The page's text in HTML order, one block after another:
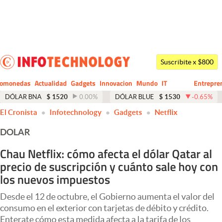
Dólar
Economía y Política
Finanzas y Mercados
Mercados Online
Negocios
Columnistas
Apertura
Suscribite x $800
Actualidad Gadgets Innovacion Mundo
CIO
IT
Business
DÓLAR BNA $ 1520 0.00% DÓLAR BLUE $ 1530 -0.65%
El Cronista Infotechnology Gadgets Netflix
DOLAR
Chau Netflix: cómo afecta el dólar Qatar al
precio de suscripción y cuánto sale hoy con
los nuevos impuestos
Desde el 12 de octubre, el Gobierno aumenta el valor del
consumo en el exterior con tarjetas de débito y crédito.
Enterate cómo esta medida afecta a la tarifa de los